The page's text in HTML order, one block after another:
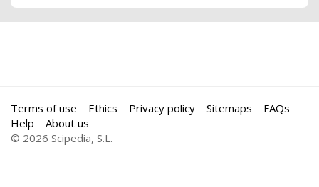
Terms of use Ethics Privacy policy Sitemaps
FAQs
Help
About us
© 2026 Scipedia, S.L.